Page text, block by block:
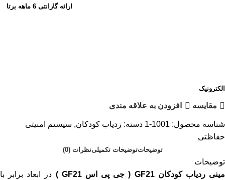
ارائه گارانتی 6 ماهه برتا
الکترونیک
مقایسه افزودن به علاقه مندی
شناسه محصول: 1001-1 دسته: ردیاب کودکان, سیستم امنیتی
حفاظتی
توضیحاتتوضیحات تکمیلینظرات (0)
توضیحات
مینی ردیاب کودکان GF21 ( جی پی اس GF21 )
در ابعاد برابر با